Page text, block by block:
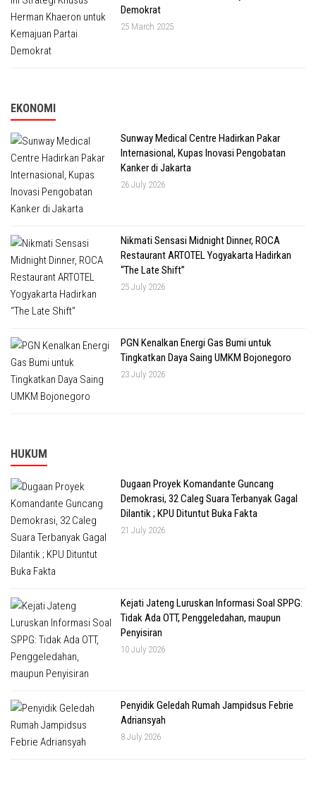
Demokrat
25 March 2025
EKONOMI
Sunway Medical Centre Hadirkan Pakar
Internasional, Kupas Inovasi Pengobatan
Kanker di Jakarta
26 July 2026
Nikmati Sensasi Midnight Dinner, ROCA
Restaurant ARTOTEL Yogyakarta Hadirkan
“The Late Shift”
25 July 2026
PGN Kenalkan Energi Gas Bumi untuk
Tingkatkan Daya Saing UMKM Bojonegoro
23 July 2026
HUKUM
Dugaan Proyek Komandante Guncang
Demokrasi, 32 Caleg Suara Terbanyak Gagal
Dilantik ; KPU Dituntut Buka Fakta
21 July 2026
Kejati Jateng Luruskan Informasi Soal SPPG:
Tidak Ada OTT, Penggeledahan, maupun
Penyisiran
10 July 2026
Penyidik Geledah Rumah Jampidsus Febrie
Adriansyah
8 July 2026